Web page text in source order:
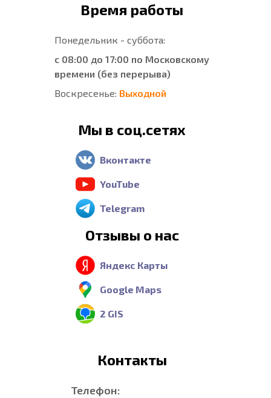
Время работы
Понедельник - суббота:
с 08:00 до 17:00 по Московскому
времени (без перерыва)
Воскресенье: Выходной
Мы в соц.сетях
Вконтакте
YouTube
Telegram
Отзывы о нас
Яндекс Карты
Google Maps
2 GIS
Контакты
Телефон: